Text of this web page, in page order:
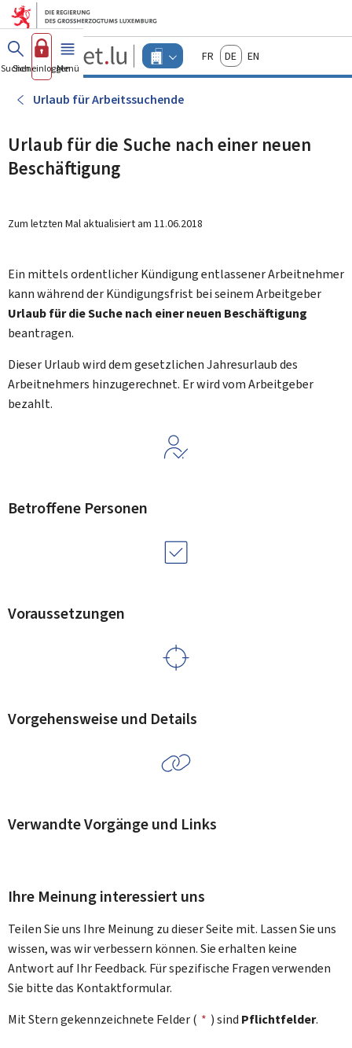
Zum Hauptmenü
Zum Inhalt
Guichet.lu
Changer
d'espace
Menu
actif
FrançaisDeutschEnglish
Suchen
Sich einloggen
Menü Haupt-
Urlaub für Arbeitssuchende
Urlaub für die Suche nach einer neuen
Beschäftigung
Zum letzten Mal aktualisiert am 11.06.2018
Ein mittels ordentlicher Kündigung entlassener Arbeitnehmer
kann während der Kündigungsfrist bei seinem Arbeitgeber
Urlaub für die Suche nach einer neuen Beschäftigung
beantragen.
Dieser Urlaub wird dem gesetzlichen Jahresurlaub des
Arbeitnehmers hinzugerechnet. Er wird vom Arbeitgeber
bezahlt.
Betroffene Personen
Voraussetzungen
Vorgehensweise und Details
Verwandte Vorgänge und Links
Ihre Meinung interessiert uns
Teilen Sie uns Ihre Meinung zu dieser Seite mit. Lassen Sie uns
wissen, was wir verbessern können. Sie erhalten keine
Antwort auf Ihr Feedback. Für spezifische Fragen verwenden
Sie bitte das Kontaktformular.
Mit Stern gekennzeichnete Felder ( * ) sind Pflichtfelder.